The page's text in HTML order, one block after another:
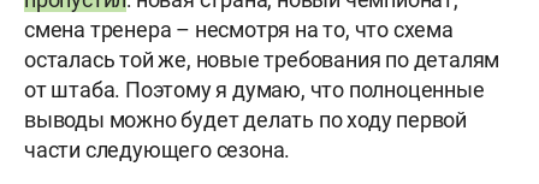
смена тренера – несмотря на то, что схема
осталась той же, новые требования по деталям
от штаба. Поэтому я думаю, что полноценные
выводы можно будет делать по ходу первой
части следующего сезона.